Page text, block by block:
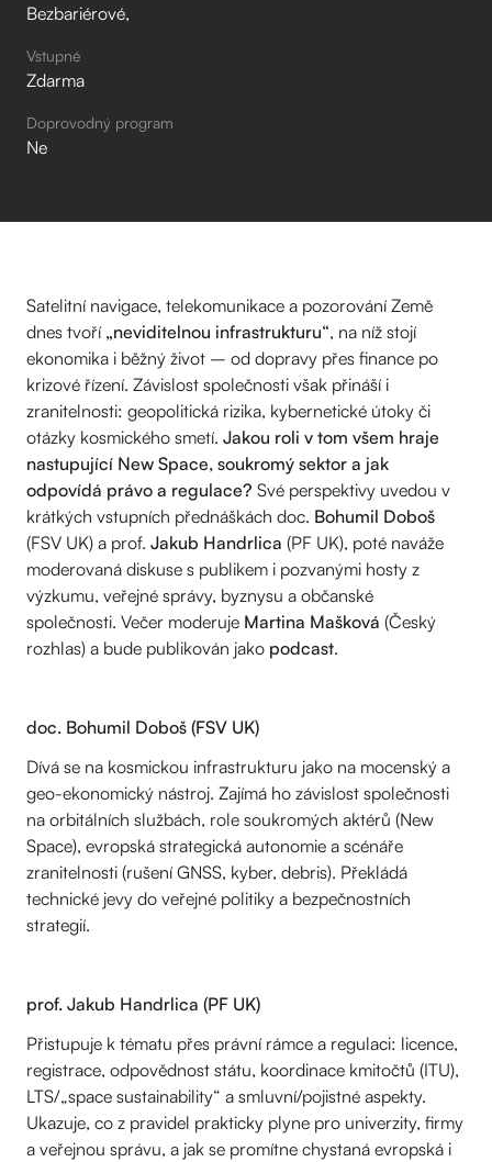
Bezbariérové
Vstupné
Zdarma
Doprovodný program
Ne
Satelitní navigace, telekomunikace a pozorování Země
dnes tvoří „neviditelnou infrastrukturu“, na níž stojí
ekonomika i běžný život – od dopravy přes finance po
krizové řízení. Závislost společnosti však přináší i
zranitelnosti: geopolitická rizika, kybernetické útoky či
otázky kosmického smetí. Jakou roli v tom všem hraje
nastupující New Space, soukromý sektor a jak
odpovídá právo a regulace? Své perspektivy uvedou v
krátkých vstupních přednáškách doc. Bohumil Doboš
(FSV UK) a prof. Jakub Handrlica (PF UK), poté naváže
moderovaná diskuse s publikem i pozvanými hosty z
výzkumu, veřejné správy, byznysu a občanské
společnosti. Večer moderuje Martina Mašková (Český
rozhlas) a bude publikován jako podcast.
doc. Bohumil Doboš (FSV UK)
Dívá se na kosmickou infrastrukturu jako na mocenský a
geo-ekonomický nástroj. Zajímá ho závislost společnosti
na orbitálních službách, role soukromých aktérů (New
Space), evropská strategická autonomie a scénáře
zranitelnosti (rušení GNSS, kyber, debris). Překládá
technické jevy do veřejné politiky a bezpečnostních
strategií.
prof. Jakub Handrlica (PF UK)
Přistupuje k tématu přes právní rámce a regulaci: licence,
registrace, odpovědnost státu, koordinace kmitočtů (ITU),
LTS/„space sustainability“ a smluvní/pojistné aspekty.
Ukazuje, co z pravidel prakticky plyne pro univerzity, firmy
a veřejnou správu, a jak se promítne chystaná evropská i